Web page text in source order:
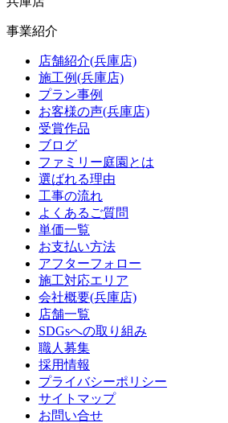
事業紹介
店舗紹介(兵庫店)
施工例(兵庫店)
プラン事例
お客様の声(兵庫店)
受賞作品
ブログ
ファミリー庭園とは
選ばれる理由
工事の流れ
よくあるご質問
単価一覧
お支払い方法
アフターフォロー
施工対応エリア
会社概要(兵庫店)
店舗一覧
SDGsへの取り組み
職人募集
採用情報
プライバシーポリシー
サイトマップ
お問い合せ